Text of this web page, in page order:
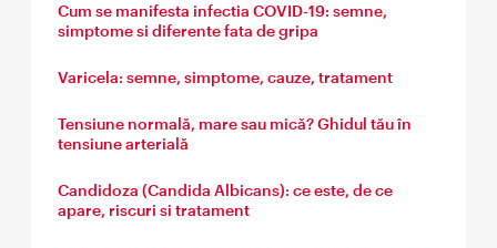
Cum se manifesta infectia COVID-19: semne,
simptome si diferente fata de gripa
Varicela: semne, simptome, cauze, tratament
Tensiune normală, mare sau mică? Ghidul tău în
tensiune arterială
Candidoza (Candida Albicans): ce este, de ce
apare, riscuri si tratament